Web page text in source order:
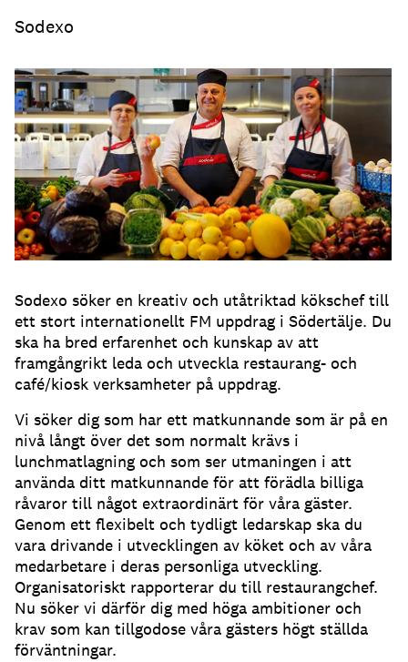
Sodexo
Sodexo söker en kreativ och utåtriktad kökschef till
ett stort internationellt FM uppdrag i Södertälje. Du
ska ha bred erfarenhet och kunskap av att
framgångrikt leda och utveckla restaurang- och
café/kiosk verksamheter på uppdrag.
Vi söker dig som har ett matkunnande som är på en
nivå långt över det som normalt krävs i
lunchmatlagning och som ser utmaningen i att
använda ditt matkunnande för att förädla billiga
råvaror till något extraordinärt för våra gäster.
Genom ett flexibelt och tydligt ledarskap ska du
vara drivande i utvecklingen av köket och av våra
medarbetare i deras personliga utveckling.
Organisatoriskt rapporterar du till restaurangchef.
Nu söker vi därför dig med höga ambitioner och
krav som kan tillgodose våra gästers högt ställda
förväntningar.